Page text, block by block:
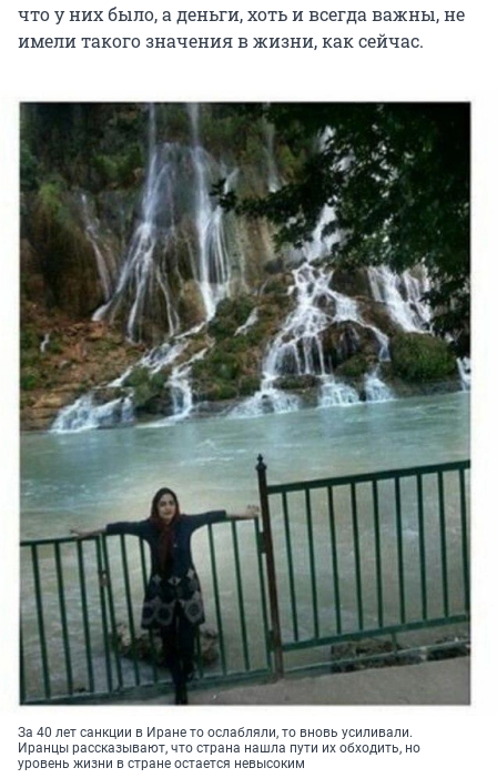
что у них было, а деньги, хоть и всегда важны, не
имели такого значения в жизни, как сейчас.
За 40 лет санкции в Иране то ослабляли, то вновь усиливали.
Иранцы рассказывают, что страна нашла пути их обходить, но
уровень жизни в стране остается невысоким